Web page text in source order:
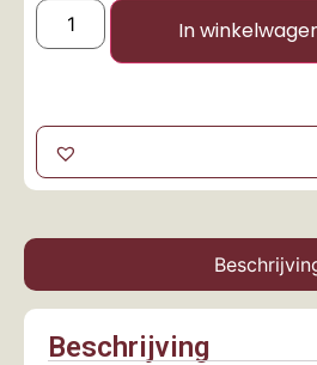
In
Beschrijving